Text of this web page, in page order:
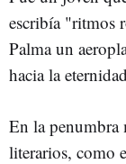
escribía "ritmos
Palma un
hacia la
En la penumbra
literarios, como